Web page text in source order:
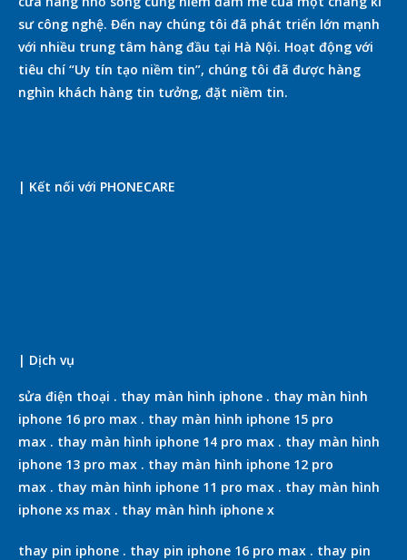
sư công nghệ. Đến nay chúng tôi đã phát triển lớn mạnh
với nhiều trung tâm hàng đầu tại Hà Nội. Hoạt động với
tiêu chí “Uy tín tạo niềm tin”, chúng tôi đã được hàng
nghìn khách hàng tin tưởng, đặt niềm tin.
| Kết nối với PHONECARE
| Dịch vụ
sửa điện thoại . thay màn hình iphone . thay màn hình
iphone 16 pro max . thay màn hình iphone 15 pro
max . thay màn hình iphone 14 pro max . thay màn hình
iphone 13 pro max . thay màn hình iphone 12 pro
max . thay màn hình iphone 11 pro max . thay màn hình
iphone xs max . thay màn hình iphone x
thay pin iphone . thay pin iphone 16 pro max . thay pin